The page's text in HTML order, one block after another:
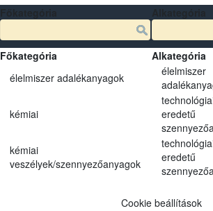
Főkategória
Alkategória
élelmiszer adalékanyagok
élelmiszer
kémiai
eredetű
kémiai
veszélyek/szennyezőanyagok
eredetű
Cookie beállítások